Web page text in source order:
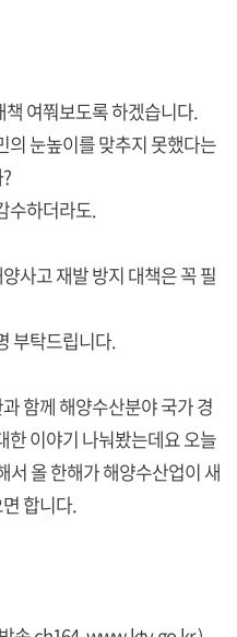
여쭤보도록 하겠습니다.
의 눈높이를 맞추지 못했다는
수하더라도.
사고 재발 방지 대책은 꼭 필
부탁드립니다.
함께 해양수산분야 국가 경
한 이야기 나눠봤는데요 오늘
서 올 한해가 해양수산업이 새
합니다.